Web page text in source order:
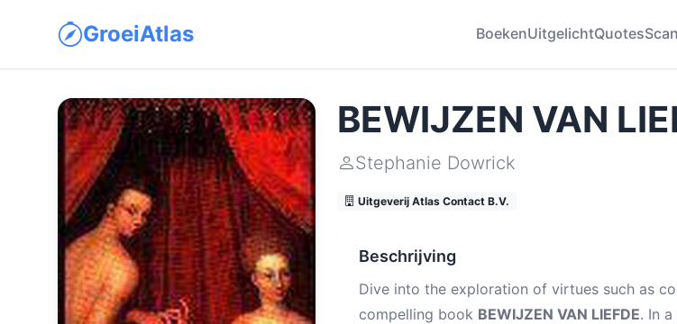
GroeiAtlas BoekenUitgelichtQuotesScan
BEWIJZEN VAN
Stephanie Dowrick
Uitgeverij Atlas Contact B.V.
Beschrijving
Dive into the exploration of virtues such as
compelling book BEWIJZEN VAN LIEFDE. In